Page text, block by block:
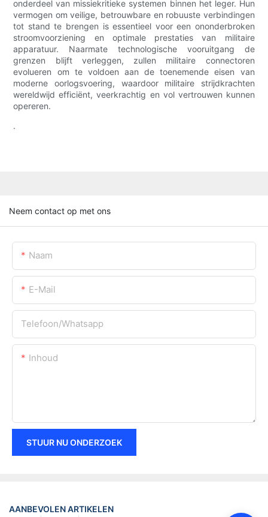
onderdeel van missiekritieke systemen binnen het leger. Hun
vermogen om veilige, betrouwbare en robuuste verbindingen
tot stand te brengen is essentieel voor een ononderbroken
stroomvoorziening en optimale prestaties van militaire
apparatuur. Naarmate technologische vooruitgang de
grenzen blijft verleggen, zullen militaire connectoren
evolueren om te voldoen aan de toenemende eisen van
moderne oorlogsvoering, waardoor militaire strijdkrachten
wereldwijd efficiënt, veerkrachtig en vol vertrouwen kunnen
opereren.
.
Neem contact op met ons
Naam
E-Mail
Telefoon/whatsapp
Inhoud
STUUR NU ONDERZOEK
AANBEVOLEN ARTIKELEN